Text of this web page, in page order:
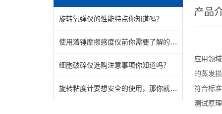
旋转氧弹仪的性能特点你知道吗？
使用落锤摩擦感度仪前你需要了解的设备知识
细胞破碎仪选购注意事项你知道吗？
旋转粘度计要想安全的使用，那你就得仔细阅读这些注意事项
产品
应用领
的蒸发
符合标
测试原